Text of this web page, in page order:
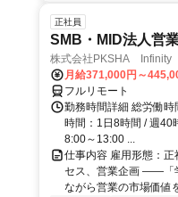
正社員
SMB・MID法人営
株式会社PKSHA Infinity
月給371,000円～
フルリモート
勤務時間詳細 総労働
時間：1日8時間 / 週40
8:00～13:00 ...
仕事内容 雇用形態：
セス、営業企画 ――「
ながら営業の市場価値